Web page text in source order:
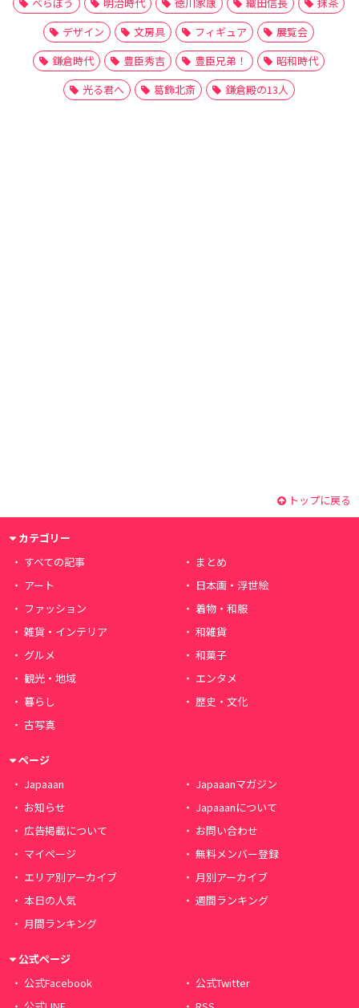
デザイン
文房具 フィギュア
展覧会
鎌倉時代
豊臣秀吉 豊臣兄弟！
昭和時代
光る君へ
葛飾北斎 鎌倉殿の13人
トップに戻る
カテゴリー
すべての記事
まとめ
アート
日本画・浮世絵
ファッション
着物・和服
雑貨・インテリア
和雑貨
グルメ
和菓子
観光・地域
エンタメ
暮らし
歴史・文化
古写真
ページ
Japaaan
Japaaanマガジン
お知らせ
Japaaanについて
広告掲載について
お問い合わせ
マイページ
無料メンバー登録
エリア別アーカイブ
月別アーカイブ
本日の人気
週間ランキング
月間ランキング
公式ページ
公式Facebook
公式Twitter